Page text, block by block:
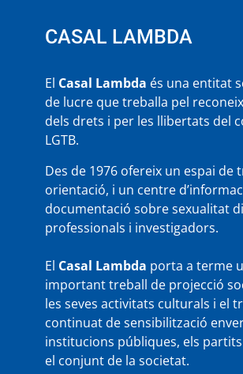
CASAL LAMBDA
El Casal Lambda és una entitat
de lucre que treballa pel
dels drets i per les llibertats del
LGTB.
Des de 1976 ofereix un espai de
orientació, i un centre
documentació sobre sexualitat
professionals i investigadors.
El Casal Lambda porta a terme
important treball de projecció
les seves activitats culturals i el
continuat de sensibilització
institucions públiques, els
el conjunt de la societat.